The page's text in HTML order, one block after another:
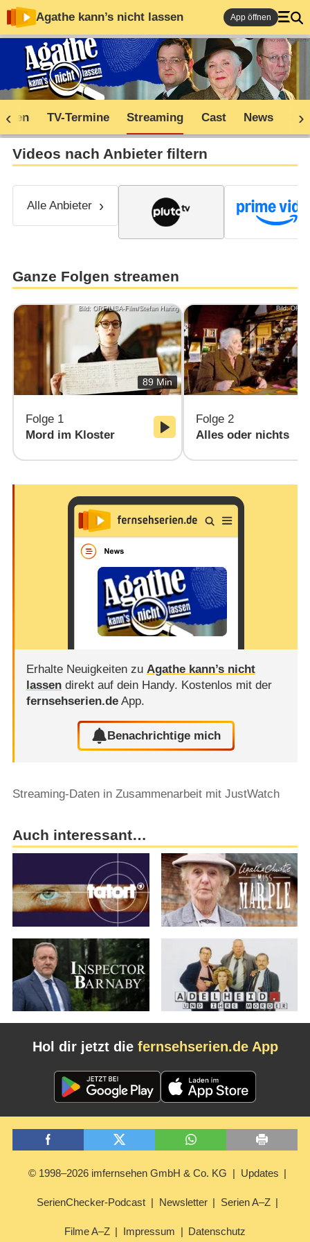
Agathe kann’s nicht lassen App öffnen
TV-Termine Streaming Cast News
Videos nach Anbieter filtern
Alle Anbieter
Ganze Folgen streamen
Bild: ORF/LISA-Film/Stefan Haring
89 Min
Folge 1
Mord im Kloster
Bild: ORF/
Folge 2
Alles oder nichts
Erhalte Neuigkeiten zu Agathe kann’s nicht
lassendirekt auf dein Handy. Kostenlos mit der
fernsehserien.deApp.
Benachrichtige mich
Streaming-Daten in Zusammenarbeit mit JustWatch
Auch interessant…
Hol dir jetzt die fernsehserien.de App
© 1998–2026 imfernsehen GmbH & Co. KG Updates
SerienChecker-Podcast Newsletter Serien A–Z
Filme A–Z Impressum Datenschutz